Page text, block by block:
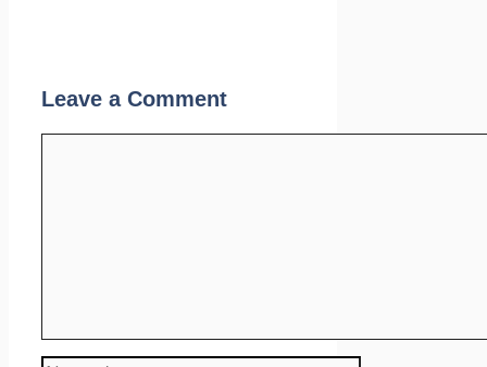
Leave a Comment